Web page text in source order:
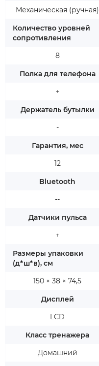
Механическая (ручная)
Количество уровней
сопротивления
8
Полка для телефона
+
Держатель бутылки
-
Гарантия, мес
12
Bluetooth
--
Датчики пульса
+
Размеры упаковки
(д*ш*в), см
150 × 38 × 74,5
Дисплей
LCD
Класс тренажера
Домашний